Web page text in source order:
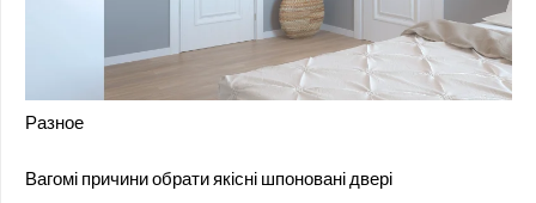
Разное
Вагомі причини обрати якісні шпоновані двері